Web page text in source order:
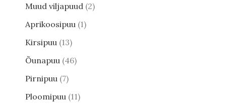
Muud viljapuud 2
Aprikoosipuu 1
Kirsipuu 13
Õunapuu 46
Pirnipuu 7
Ploomipuu 11